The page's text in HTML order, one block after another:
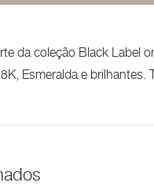
da coleção Black Label
Esmeralda e